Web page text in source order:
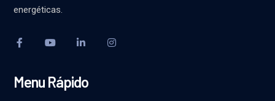
energéticas.
Menu Rápido